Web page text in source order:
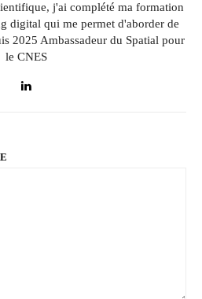
j'ai complété ma formation
digital qui me permet d'aborder de
2025 Ambassadeur du Spatial pour
le CNES